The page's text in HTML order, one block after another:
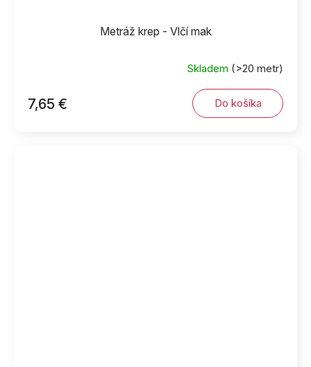
Metráž krep - Vlčí mak
Skladem (>20 metr)
7,65 € Do košíka